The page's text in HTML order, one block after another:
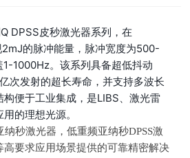
DPSS皮秒激光器系列，在
的脉冲能量，脉冲宽度为500-
1000Hz。该系列具备超低抖动
次发射的超长寿命，并支持多波长
便于工业集成，是LIBS、激光雷
的理想光源。
纳秒激光器，低重频亚纳秒DPSS激
高要求应用场景提供的可靠精密解决